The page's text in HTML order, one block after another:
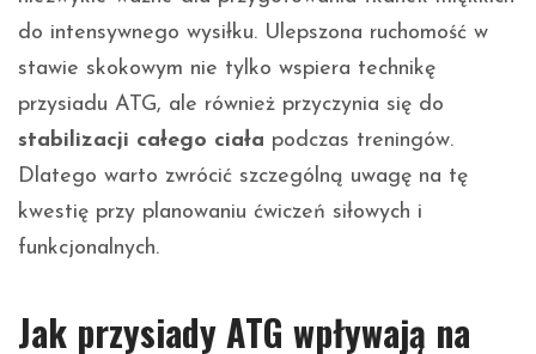
do intensywnego wysiłku. Ulepszona ruchomość w
stawie skokowym nie tylko wspiera technikę
przysiadu ATG, ale również przyczynia się do
stabilizacji całego ciała podczas treningów.
Dlatego warto zwrócić szczególną uwagę na tę
kwestię przy planowaniu ćwiczeń siłowych i
funkcjonalnych.
Jak przysiady ATG wpływają na